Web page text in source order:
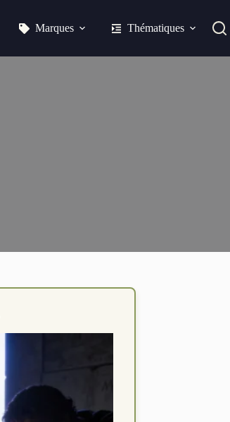
Marques Thématiques